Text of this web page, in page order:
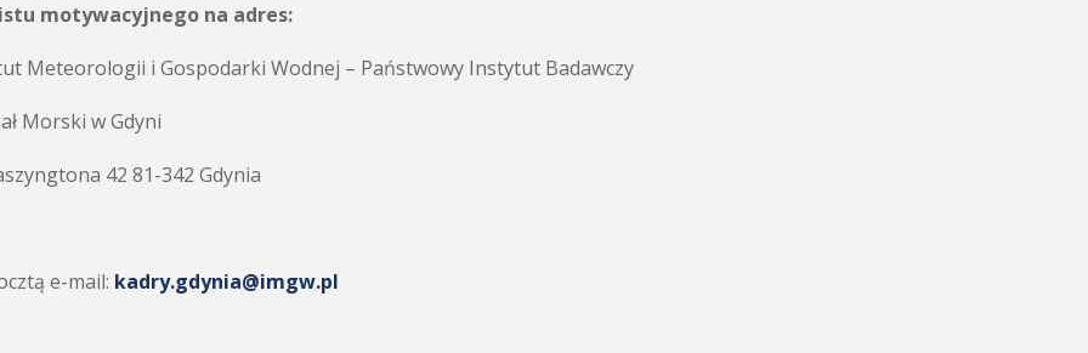
motywacyjnego na adres:
Meteorologii i Gospodarki Wodnej – Państwowy Instytut Badawczy
Morski w Gdyni
42 81-342 Gdynia
e-mail: kadry.gdynia@imgw.pl